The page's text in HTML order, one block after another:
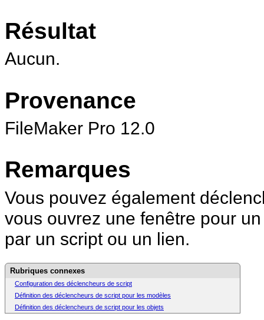
Résultat
Aucun.
Provenance
FileMaker Pro 12.0
Remarques
Vous pouvez également
vous ouvrez une fenêtre pour
par un script ou un lien.
Rubriques connexes
Configuration des déclencheurs de script
Définition des déclencheurs de script pour les modèles
Définition des déclencheurs de script pour les objets